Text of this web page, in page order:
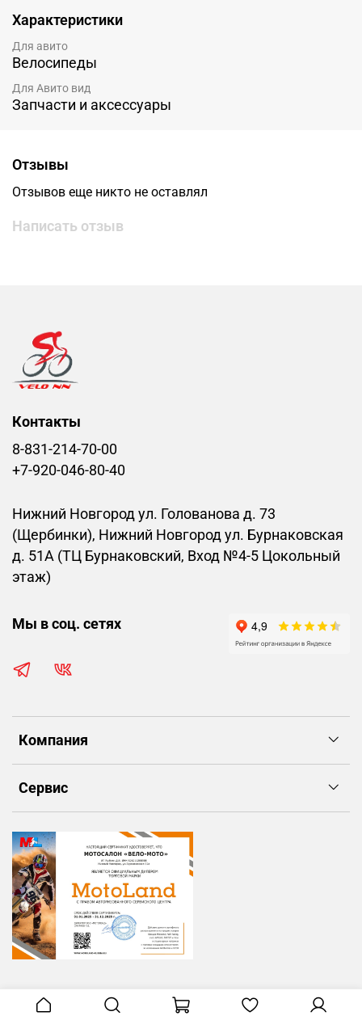
Характеристики
Для авито
Велосипеды
Для Авито вид
Запчасти и аксессуары
Отзывы
Отзывов еще никто не оставлял
Написать отзыв
Компания
Сервис
Контакты
8-831-214-70-00
+7-920-046-80-40
Нижний Новгород ул. Голованова д. 73
(Щербинки), Нижний Новгород ул. Бурнаковская
д. 51А (ТЦ Бурнаковский, Вход №4-5 Цокольный
этаж)
Мы в соц. сетях